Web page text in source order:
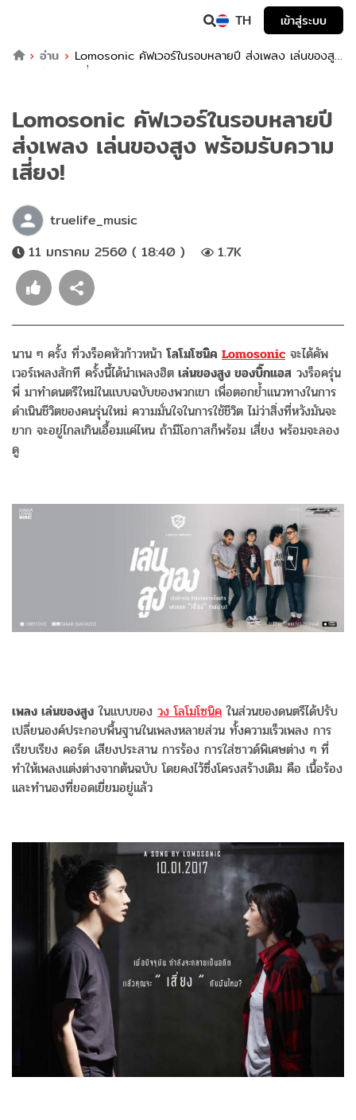
TH
เข้าสู่ระบบ
อ่าน
Lomosonic คัฟเวอร์ในรอบหลายปี ส่งเพลง เล่นของสูง
พร้อมรับความเสี่ยง!
Lomosonic คัฟเวอร์ในรอบหลายปี
ส่งเพลง เล่นของสูง พร้อมรับความ
เสี่ยง!
truelife_music
11 มกราคม 2560 ( 18:40 )
1.7K
นาน ๆ ครั้ง ที่วงร็อคหัวก้าวหน้าโลโมโซนิค Lomosonic จะได้คัพ
เวอร์เพลงสักที ครั้งนี้ได้นำเพลงฮิต เล่นของสูง ของบิ๊กแอส วงร็อครุ่น
พี่ มาทำดนตรีใหม่ในแบบฉบับของพวกเขา เพื่อตอกย้ำแนวทางในการ
ดำเนินชีวิตของคนรุ่นใหม่ ความมั่นใจในการใช้ชีวิต ไม่ว่าสิ่งที่หวังมันจะ
ยาก จะอยู่ไกลเกินเอื้อมแค่ไหน ถ้ามีโอกาสก็พร้อม เสี่ยง พร้อมจะลอง
ดู
เพลง เล่นของสูง ในแบบของ วง โลโมโซนิค ในส่วนของดนตรีได้ปรับ
เปลี่ยนองค์ประกอบพื้นฐานในเพลงหลายส่วน ทั้งความเร็วเพลง การ
เรียบเรียง คอร์ด เสียงประสาน การร้อง การใส่ซาวด์พิเศษต่าง ๆ ที่
ทำให้เพลงแต่งต่างจากต้นฉบับ โดยคงไว้ซึ่งโครงสร้างเดิม คือ เนื้อร้อง
และทำนองที่ยอดเยี่ยมอยู่แล้ว